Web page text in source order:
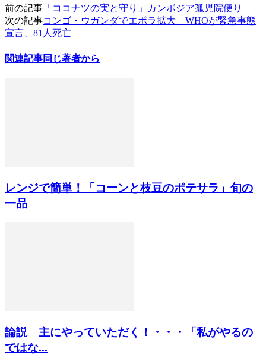
前の記事 「ココナツの実と守り」カンボジア孤児院便り
次の記事コンゴ・ウガンダでエボラ拡大 WHOが緊急事態
宣言、81人死亡
関連記事同じ著者から
レンジで簡単！「コーンと枝豆のポテサラ」旬の
一品
論説 主にやっていただく！・・・「私がやるの
ではな...